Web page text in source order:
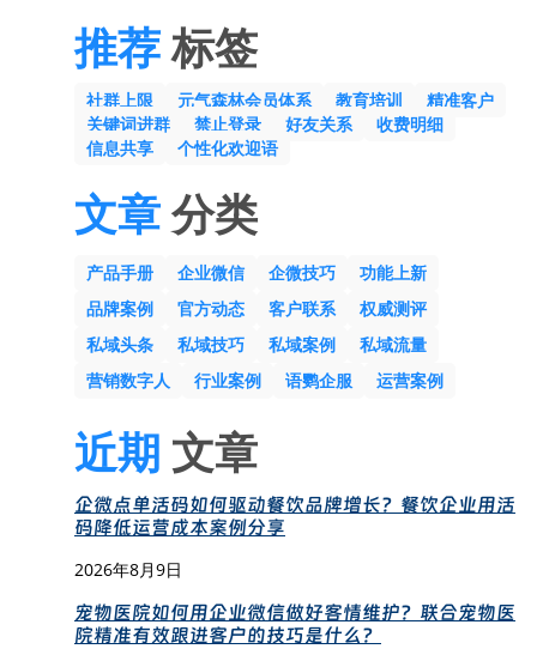
推荐标签
社群上限 元气森林会员体系 教育培训
精准客户
关键词进群
禁止登录 好友关系
收费明细
信息共享
个性化欢迎语
文章分类
产品手册 企业微信 企微技巧
功能上新
品牌案例
官方动态 客户联系
权威测评
私域头条
私域技巧 私域案例
私域流量
营销数字人
行业案例 语鹦企服 运营案例
近期 文章
企微点单活码如何驱动餐饮品牌增长？餐饮企业用活
码降低运营成本案例分享
2026年8月9日
宠物医院如何用企业微信做好客情维护？联合宠物医
院精准有效跟进客户的技巧是什么？